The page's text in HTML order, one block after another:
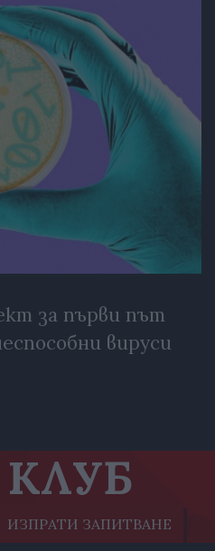
за първи път
вируси
ИЗПРАТИ ЗАПИТВАНЕ